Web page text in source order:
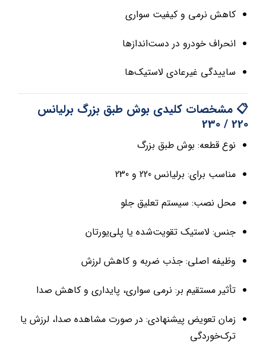
کاهش نرمی و کیفیت سواری
انحراف خودرو در دست‌اندازها
ساییدگی غیرعادی لاستیک‌ها
📋 مشخصات کلیدی بوش طبق بزرگ برلیانس
220 / 230
نوع قطعه: بوش طبق بزرگ
مناسب برای: برلیانس 220 و 230
محل نصب: سیستم تعلیق جلو
جنس: لاستیک تقویت‌شده یا پلی‌یورتان
وظیفه اصلی: جذب ضربه و کاهش لرزش
تأثیر مستقیم بر: نرمی سواری، پایداری و کاهش صدا
زمان تعویض پیشنهادی: در صورت مشاهده صدا، لرزش یا
ترک‌خوردگی